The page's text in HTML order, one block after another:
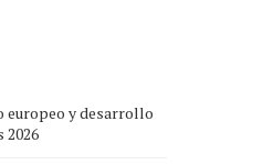
y desarrollo
2026